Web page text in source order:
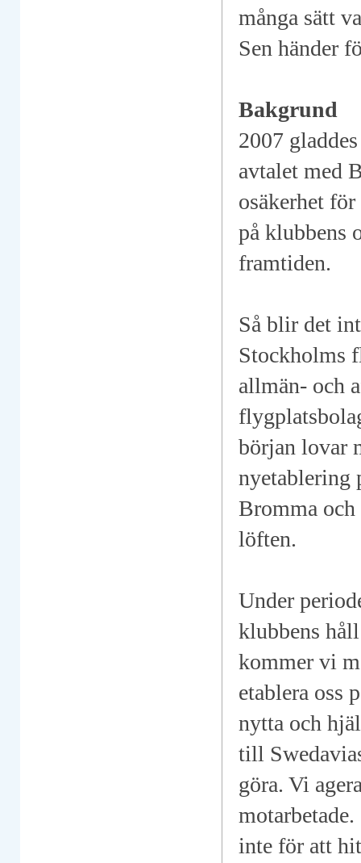
många sätt
Sen händer
Bakgrund
2007
avtalet med
osäkerhet
på klubbens
framtiden.
Så blir det
Stockholms
allmän- och
början lovar
nyetablering
Bromma och
löften.
Under
klubbens
kommer vi
etablera oss
nytta och
till
göra. Vi
inte för att